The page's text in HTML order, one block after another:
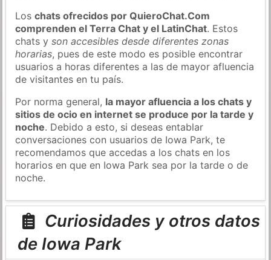
Loschats ofrecidos por QuieroChat.Com
comprenden el Terra Chat y el LatinChat. Estos
chats yson accesibles desde diferentes zonas
horarias, pues de este modo es posible encontrar
usuarios a horas diferentes a las de mayor afluencia
de visitantes en tu país.
Por norma general, la mayor afluencia a los chats y
sitios de ocio en internet se produce por la tarde y
noche. Debido a esto, si deseas entablar
conversaciones con usuarios de Iowa Park, te
recomendamos que accedas a los chats en los
horarios en que en Iowa Park sea por la tarde o de
noche.
Curiosidades y otros datos
de Iowa Park